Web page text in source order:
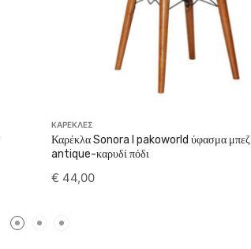
ΚΑΡΕΚΛΕΣ
Καρέκλα Sonora I pakoworld ύφασμα μπεζ
antique-καρυδί πόδι
€ 44,00